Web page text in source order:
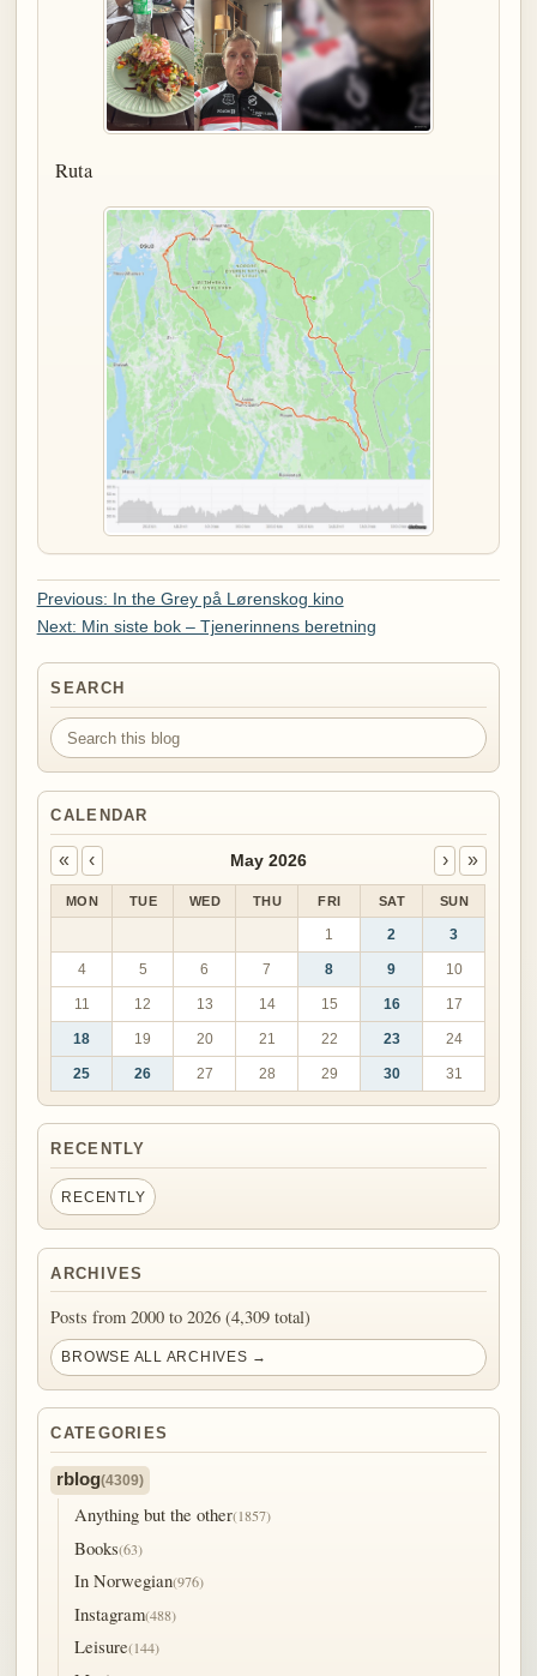
Ruta
Previous: In the Grey på Lørenskog kino
Next: Min siste bok – Tjenerinnens beretning
SEARCH
Search this blog
CALENDAR
« ‹ May 2026 › »
MON TUE WED THU FRI SAT SUN
1 2 3
4 5 6 7 8 9 10
11 12 13 14 15 16 17
18 19 20 21 22 23 24
25 26 27 28 29 30 31
RECENTLY
RECENTLY
ARCHIVES
Posts from 2000 to 2026 (4,309 total)
BROWSE ALL ARCHIVES →
CATEGORIES
rblog(4309)
Anything but the other(1857)
Books(63)
In Norwegian(976)
Instagram(488)
Leisure(144)